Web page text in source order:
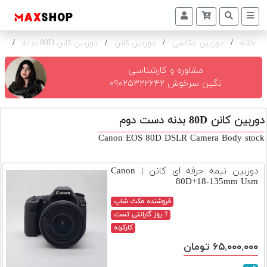
دوربین
و
تجهیزات
و
اکسسوری
دوم
دوربین
و
خانه / دوربین عکاسی / دوربین کانن / دوربین کانن 80D بدنه /
مشاوره و کارشناسی
نگین سرخوش ۰۹۰۲۵۳۲۲۶۴۲
دوربین کانن 80D بدنه دست دوم
Canon EOS 80D DSLR Camera Body stock
دوربین نیمه حرفه ای کانن | Canon
80D+18-135mm Usm
فروشنده مکث شاپ
7 روز گارانتی تست
کارکرده
۶۵,۰۰۰,۰۰۰ تومان